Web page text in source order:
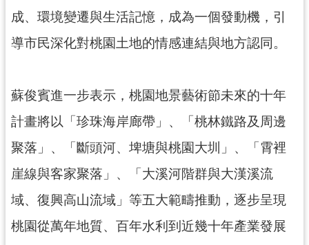
站
安
全
政
府
站
資
開
放
宣
成、環境變遷與生活記憶，成為一個發動機，引
導市民深化對桃園土地的情感連結與地方認同。
蘇俊賓進一步表示，桃園地景藝術節未來的十年
計畫將以「珍珠海岸廊帶」、「桃林鐵路及周邊
聚落」、「斷頭河、埤塘與桃園大圳」、「霄裡
崖線與客家聚落」、「大溪河階群與大漢溪流
域、復興高山流域」等五大範疇推動，逐步呈現
桃園從萬年地質、百年水利到近幾十年產業發展